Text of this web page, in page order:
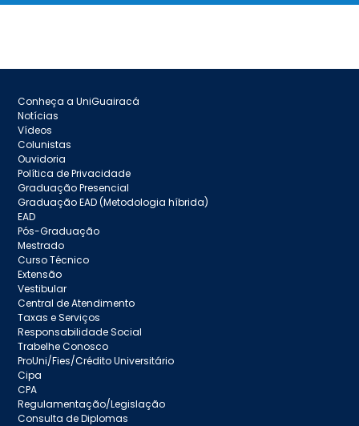
Conheça a UniGuairacá
Notícias
Vídeos
Colunistas
Ouvidoria
Política de Privacidade
Graduação Presencial
Graduação EAD (Metodologia híbrida)
EAD
Pós-Graduação
Mestrado
Curso Técnico
Extensão
Vestibular
Central de Atendimento
Taxas e Serviços
Responsabilidade Social
Trabelhe Conosco
ProUni/Fies/Crédito Universitário
Cipa
CPA
Regulamentação/Legislação
Consulta de Diplomas